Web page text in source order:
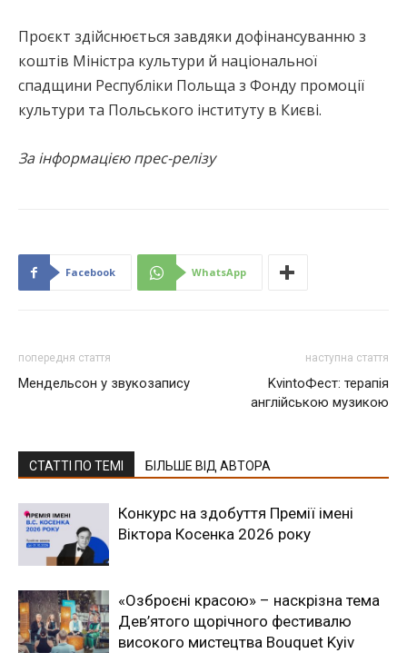
Проєкт здійснюється завдяки дофінансуванню з
коштів Міністра культури й національної
спадщини Республіки Польща з Фонду промоції
культури та Польського інституту в Києві.
За інформацією прес-релізу
Facebook WhatsApp
попередня стаття
Мендельсон у звукозапису
наступна стаття
KvintoФест: терапія
англійською музикою
СТАТТІ ПО ТЕМІ БІЛЬШЕ ВІД АВТОРА
Конкурс на здобуття Премії імені
Віктора Косенка 2026 року
«Озброєні красою» – наскрізна тема
Дев’ятого щорічного фестивалю
високого мистецтва Bouquet Kyiv